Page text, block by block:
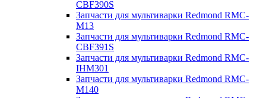
CBF390S
Запчасти для мультиварки Redmond RMC-
M13
Запчасти для мультиварки Redmond RMC-
CBF391S
Запчасти для мультиварки Redmond RMC-
IHM301
Запчасти для мультиварки Redmond RMC-
M140